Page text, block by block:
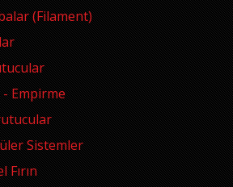
(Filament)
Empirme
Sistemler
Fırın